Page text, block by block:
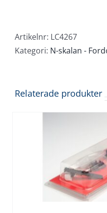
Artikelnr: LC4267
Kategori: N-skalan -
Relaterade produkter